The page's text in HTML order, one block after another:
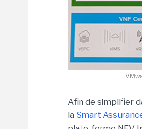
Afin de simplifier
la Smart